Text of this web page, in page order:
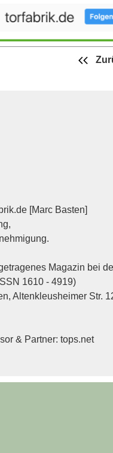
[Marc Basten]
Magazin bei
1610 - 4919)
Altenkleusheimer Str.
& Partner: tops.net